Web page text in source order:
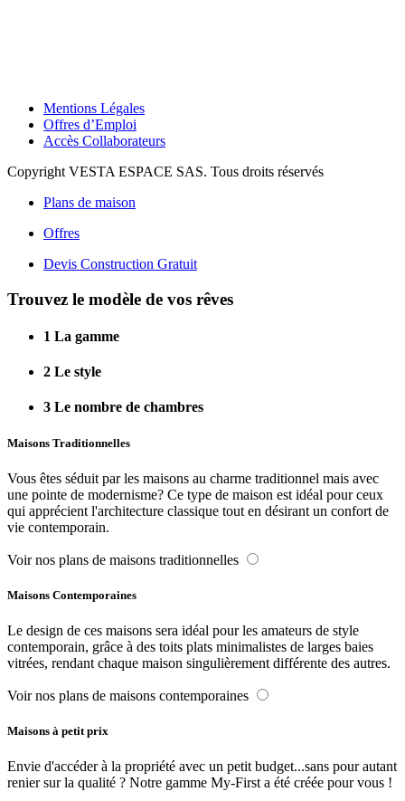
Mentions Légales
Offres d’Emploi
Accès Collaborateurs
Copyright VESTA ESPACE SAS. Tous droits réservés
Plans de maison
Offres
Devis Construction Gratuit
Trouvez le modèle de vos rêves
1 La gamme
2 Le style
3 Le nombre de chambres
Maisons Traditionnelles
Vous êtes séduit par les maisons au charme traditionnel mais avec
une pointe de modernisme? Ce type de maison est idéal pour ceux
qui apprécient l'architecture classique tout en désirant un confort de
vie contemporain.
Voir nos plans de maisons traditionnelles
Maisons Contemporaines
Le design de ces maisons sera idéal pour les amateurs de style
contemporain, grâce à des toits plats minimalistes de larges baies
vitrées, rendant chaque maison singulièrement différente des autres.
Voir nos plans de maisons contemporaines
Maisons à petit prix
Envie d'accéder à la propriété avec un petit budget...sans pour autant
renier sur la qualité ? Notre gamme My-First a été créée pour vous !